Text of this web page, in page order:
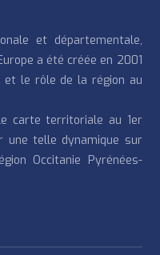
et départementale,
a été créée en 2001
et le rôle de la région au
carte territoriale au 1er
une telle dynamique sur
Occitanie Pyrénées-